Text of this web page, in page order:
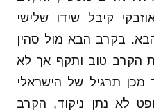
קיבל שידו שלישי
בקרב הבא מול סהין
הקרב טוב ותקף אך לא
מכן תרגיל של הישראלי
לא נתן ניקוד, הקרב